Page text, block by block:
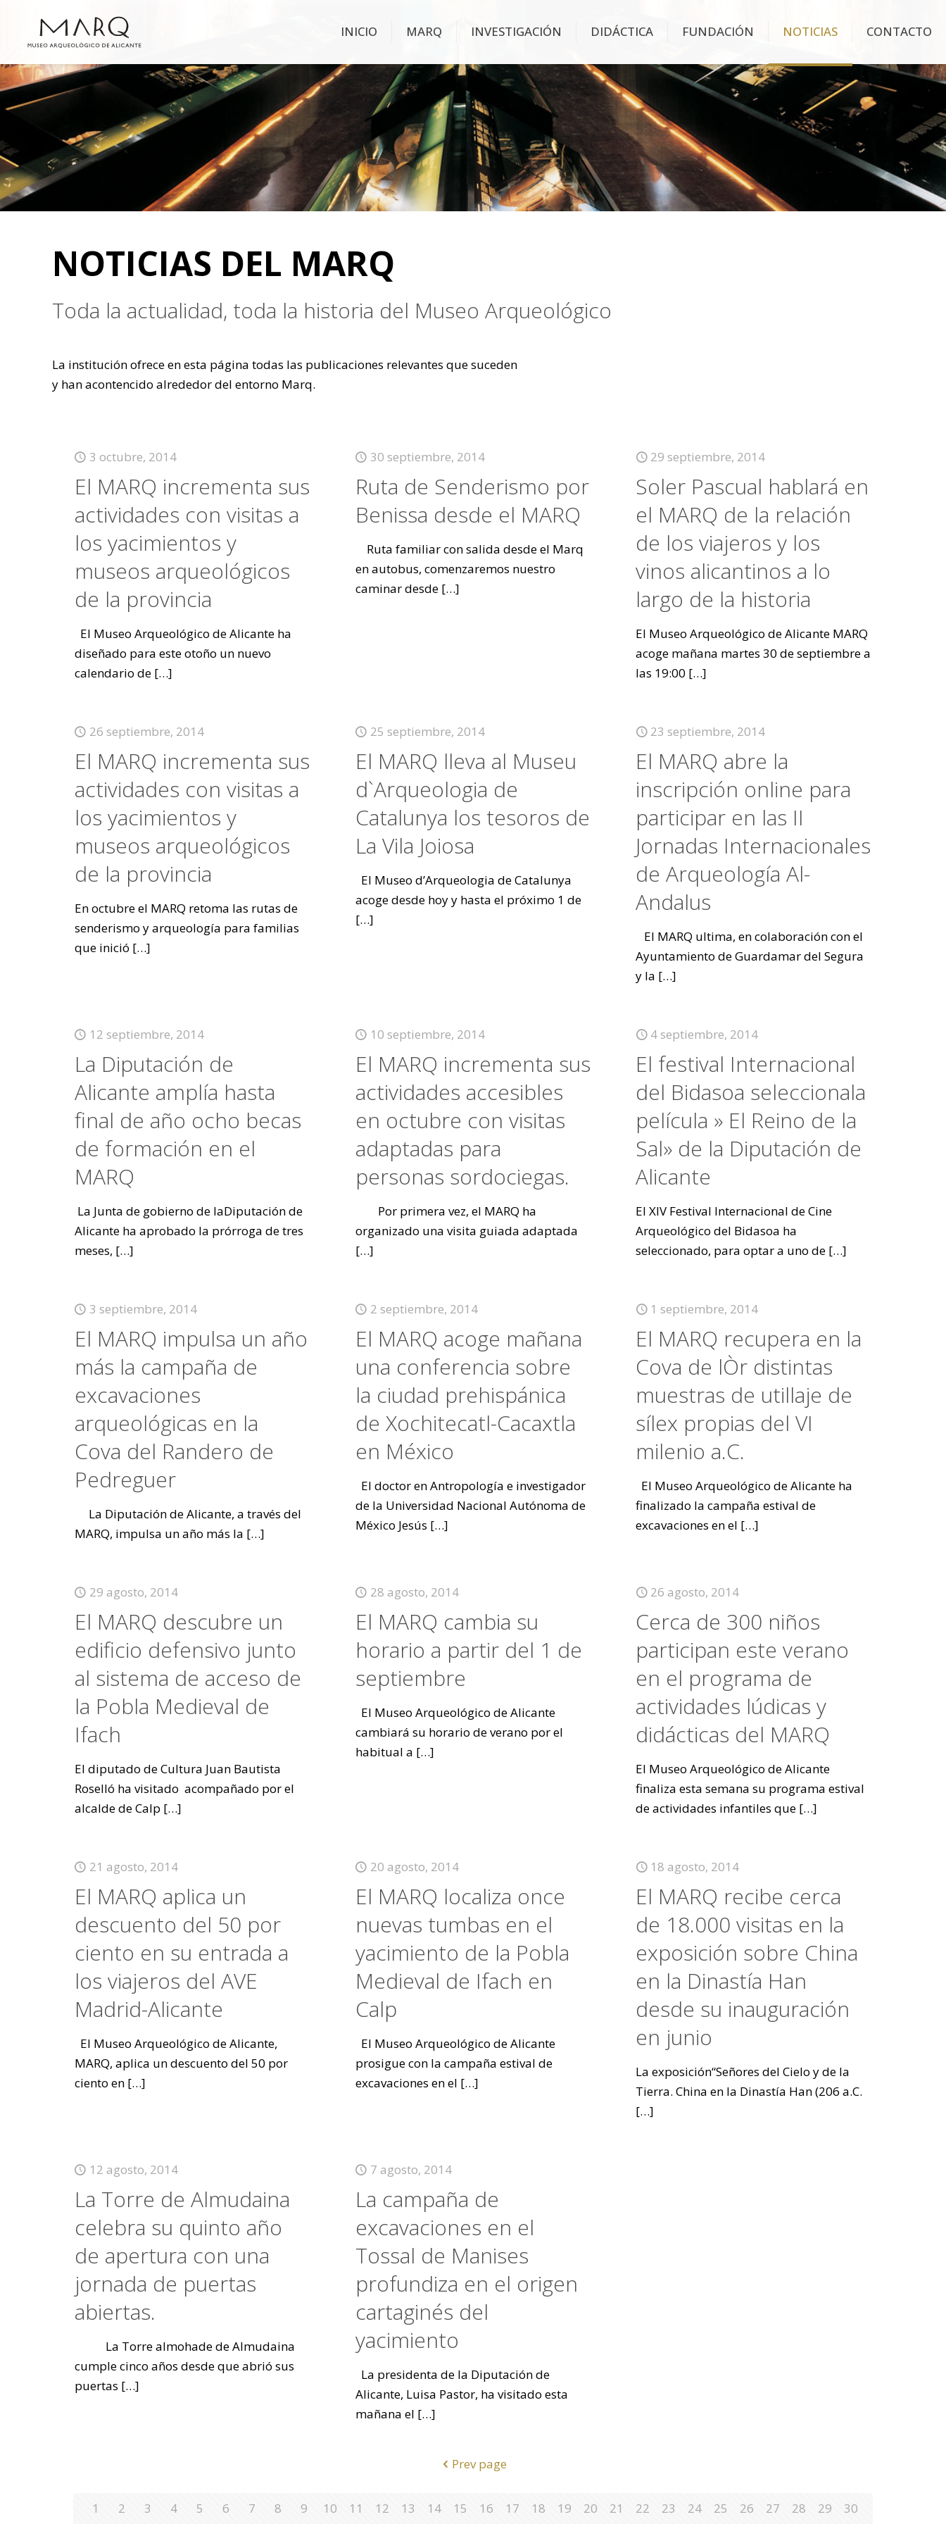
INICIO MARQ INVESTIGACIÓN DIDÁCTICA FUNDACIÓN NOTICIAS CONTACTO
NOTICIAS DEL MARQ
Toda la actualidad, toda la historia del Museo Arqueológico
La institución ofrece en esta página todas las publicaciones relevantes que suceden
y han acontencido alrededor del entorno Marq.
3 octubre, 2014
El MARQ incrementa sus
actividades con visitas a
los yacimientos y
museos arqueológicos
de la provincia
El Museo Arqueológico de Alicante ha
diseñado para este otoño un nuevo
calendario de[…]
30 septiembre, 2014
Ruta de Senderismo por
Benissa desde el MARQ
Ruta familiar con salida desde el Marq
en autobus, comenzaremos nuestro
caminar desde[…]
29 septiembre, 2014
Soler Pascual hablará en
el MARQ de la relación
de los viajeros y los
vinos alicantinos a lo
largo de la historia
El Museo Arqueológico de Alicante MARQ
acoge mañana martes 30 de septiembre a
las 19:00 […]
26 septiembre, 2014
El MARQ incrementa sus
actividades con visitas a
los yacimientos y
museos arqueológicos
de la provincia
En octubre el MARQ retoma las rutas de
senderismo y arqueología para familias
que inició […]
25 septiembre, 2014
El MARQ lleva al Museu
d`Arqueologia de
Catalunya los tesoros de
La Vila Joiosa
El Museo d’Arqueologia de Catalunya
acoge desde hoy y hasta el próximo 1 de
[…]
23 septiembre, 2014
El MARQ abre la
inscripción online para
participar en las II
Jornadas Internacionales
de Arqueología Al-
Andalus
El MARQ ultima, en colaboración con el
Ayuntamiento de Guardamar del Segura
y la […]
12 septiembre, 2014
La Diputación de
Alicante amplía hasta
final de año ocho becas
de formación en el
MARQ
La Junta de gobierno de laDiputación de
Alicante ha aprobado la prórroga de tres
meses, […]
10 septiembre, 2014
El MARQ incrementa sus
actividades accesibles
en octubre con visitas
adaptadas para
personas sordociegas.
Por primera vez, el MARQ ha
organizado una visita guiada adaptada
[…]
4 septiembre, 2014
El festival Internacional
del Bidasoa seleccionala
película » El Reino de la
Sal» de la Diputación de
Alicante
El XIV Festival Internacional de Cine
Arqueológico del Bidasoa ha
seleccionado, para optar a uno de […]
3 septiembre, 2014
El MARQ impulsa un año
más la campaña de
excavaciones
arqueológicas en la
Cova del Randero de
Pedreguer
La Diputación de Alicante, a través del
MARQ, impulsa un año más la […]
2 septiembre, 2014
El MARQ acoge mañana
una conferencia sobre
la ciudad prehispánica
de Xochitecatl-Cacaxtla
en México
El doctor en Antropología e investigador
de la Universidad Nacional Autónoma de
México Jesús […]
1 septiembre, 2014
El MARQ recupera en la
Cova de lÒr distintas
muestras de utillaje de
sílex propias del VI
milenio a.C.
El Museo Arqueológico de Alicante ha
finalizado la campaña estival de
excavaciones en el […]
29 agosto, 2014
El MARQ descubre un
edificio defensivo junto
al sistema de acceso de
la Pobla Medieval de
Ifach
El diputado de Cultura Juan Bautista
Roselló ha visitado acompañado por el
alcalde de Calp […]
28 agosto, 2014
El MARQ cambia su
horario a partir del 1 de
septiembre
El Museo Arqueológico de Alicante
cambiará su horario de verano por el
habitual a […]
26 agosto, 2014
Cerca de 300 niños
participan este verano
en el programa de
actividades lúdicas y
didácticas del MARQ
El Museo Arqueológico de Alicante
finaliza esta semana su programa estival
de actividades infantiles que […]
21 agosto, 2014
El MARQ aplica un
descuento del 50 por
ciento en su entrada a
los viajeros del AVE
Madrid-Alicante
El Museo Arqueológico de Alicante,
MARQ, aplica un descuento del 50 por
ciento en[…]
20 agosto, 2014
El MARQ localiza once
nuevas tumbas en el
yacimiento de la Pobla
Medieval de Ifach en
Calp
El Museo Arqueológico de Alicante
prosigue con la campaña estival de
excavaciones en el […]
18 agosto, 2014
El MARQ recibe cerca
de 18.000 visitas en la
exposición sobre China
en la Dinastía Han
desde su inauguración
en junio
La exposición“Señores del Cielo y de la
Tierra. China en la Dinastía Han (206 a.C.
[…]
12 agosto, 2014
La Torre de Almudaina
celebra su quinto año
de apertura con una
jornada de puertas
abiertas.
La Torre almohade de Almudaina
cumple cinco años desde que abrió sus
puertas […]
7 agosto, 2014
La campaña de
excavaciones en el
Tossal de Manises
profundiza en el origen
cartaginés del
yacimiento
La presidenta de la Diputación de
Alicante, Luisa Pastor, ha visitado esta
mañana el […]
Prev page
1 2 3 4 5 6 7 8 9 10 11 12 13 14 15 16 17 18 19 20 21 22 23 24 25 26 27 28 29 30